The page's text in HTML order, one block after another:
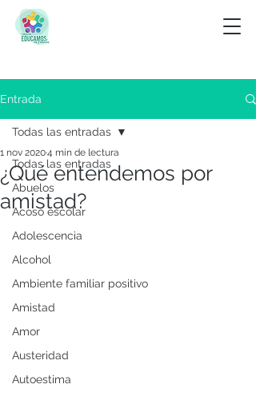
Entrada
Todas las entradas
Abuelos
Acoso escolar
Adolescencia
Alcohol
Ambiente familiar positivo
Amistad
Amor
Austeridad
Autoestima
Todas las entradas
¿Qué entendemos por
amistad?
1 nov 20204 min de lectura